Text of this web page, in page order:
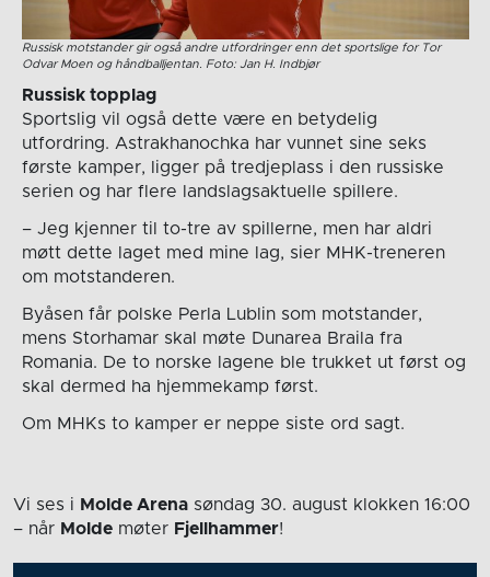
Russisk motstander gir også andre utfordringer enn det sportslige for Tor
Odvar Moen og håndballjentan. Foto: Jan H. Indbjør
Russisk topplag
Sportslig vil også dette være en betydelig
utfordring. Astrakhanochka har vunnet sine seks
første kamper, ligger på tredjeplass i den russiske
serien og har flere landslagsaktuelle spillere.
– Jeg kjenner til to-tre av spillerne, men har aldri
møtt dette laget med mine lag, sier MHK-treneren
om motstanderen.
Byåsen får polske Perla Lublin som motstander,
mens Storhamar skal møte Dunarea Braila fra
Romania. De to norske lagene ble trukket ut først og
skal dermed ha hjemmekamp først.
Om MHKs to kamper er neppe siste ord sagt.
Vi ses i Molde Arena søndag 30. august klokken 16:00
– når Molde møter Fjellhammer!